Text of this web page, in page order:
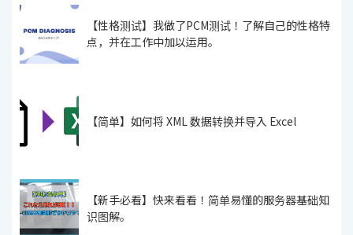
【性格测试】我做了PCM测试！了解自己的性格特
点，并在工作中加以运用。
【简单】如何将 XML 数据转换并导入 Excel
【新手必看】快来看看！简单易懂的服务器基础知
识图解。